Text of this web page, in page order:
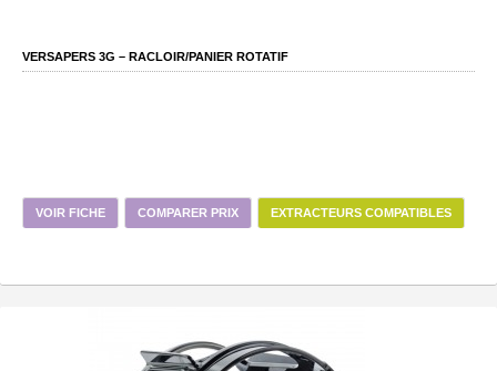
VERSAPERS 3G – RACLOIR/PANIER ROTATIF
VOIR FICHE COMPARER PRIX EXTRACTEURS COMPATIBLES